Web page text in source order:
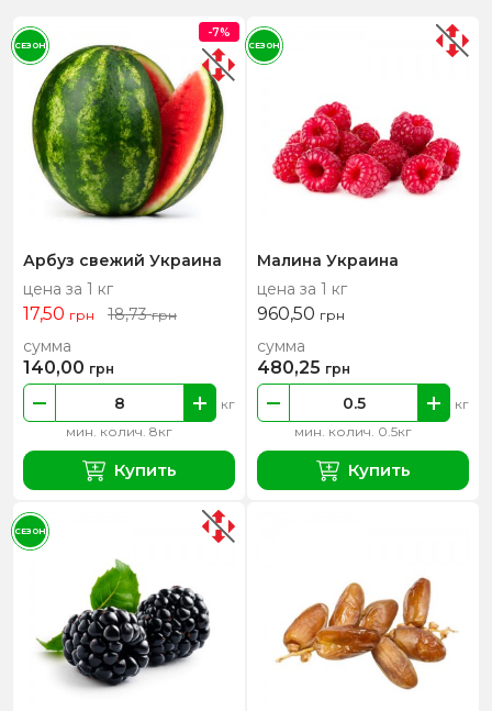
Арбуз свежий Украина
цена за 1 кг
17,50 грн 18,73грн
мин. колич. 8кг
кг
сумма
140,00 грн
Купить
-7%
СЕЗОН
Малина Украина
цена за 1 кг
960,50 грн
мин. колич. 0.5кг
кг
сумма
480,25 грн
Купить
СЕЗОН
СЕЗОН